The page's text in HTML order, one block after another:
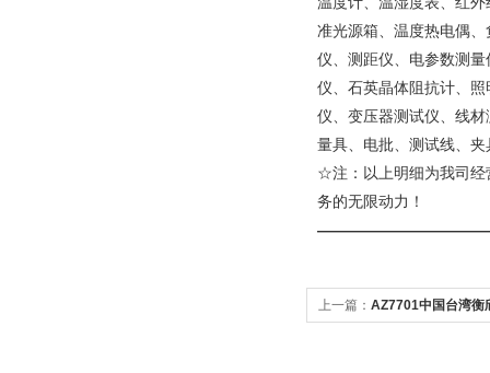
准光源箱、温度热电偶
仪、测距仪、电参数测
仪、石英晶体阻抗计、
仪、变压器测试仪、线
量具、电批、测试线、
☆注：以上明细为我司经
务的无限动力！
上一篇： AZ7701中国台湾衡